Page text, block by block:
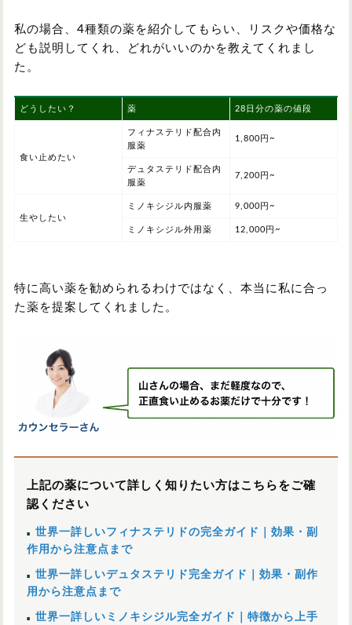
私の場合、4種類の薬を紹介してもらい、リスクや価格な
ども説明してくれ、どれがいいのかを教えてくれまし
た。
どうしたい？ 薬 28日分の薬の値段
食い止めたい
フィナステリド配合内
服薬
1,800円~
デュタステリド配合内
服薬
7,200円~
生やしたい
ミノキシジル内服薬 9,000円~
ミノキシジル外用薬 12,000円~
特に高い薬を勧められるわけではなく、本当に私に合っ
た薬を提案してくれました。
上記の薬について詳しく知りたい方はこちらをご確
認ください
世界一詳しいフィナステリドの完全ガイド｜効果・副
作用から注意点まで
世界一詳しいデュタステリド完全ガイド｜効果・副作
用から注意点まで
世界一詳しいミノキシジル完全ガイド｜特徴から上手